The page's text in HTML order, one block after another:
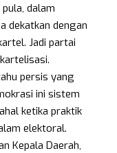
dalam
dekatkan dengan
Jadi partai
persis yang
ini sistem
ketika praktik
elektoral.
Kepala Daerah,